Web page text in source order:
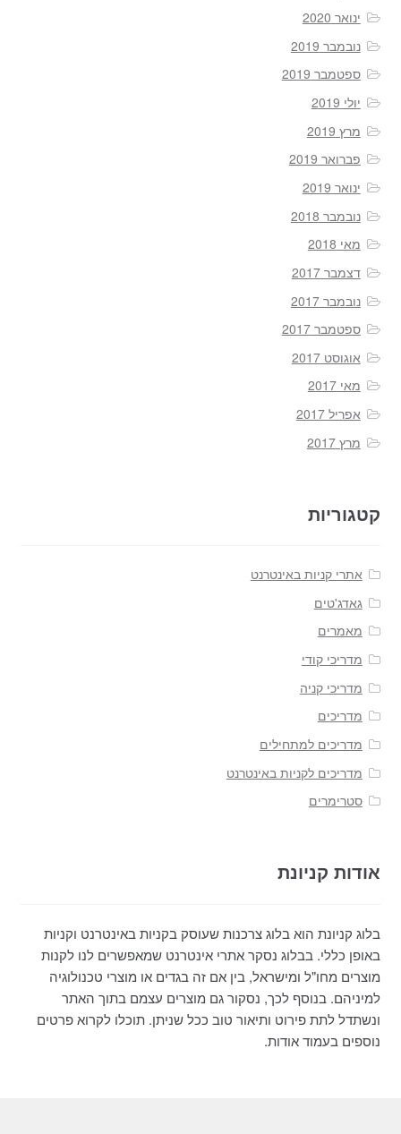
ינואר 2020
נובמבר 2019
ספטמבר 2019
יולי 2019
מרץ 2019
פברואר 2019
ינואר 2019
נובמבר 2018
מאי 2018
דצמבר 2017
נובמבר 2017
ספטמבר 2017
אוגוסט 2017
מאי 2017
אפריל 2017
מרץ 2017
קטגוריות
אתרי קניות באינטרנט
גאדג'טים
מאמרים
מדריכי קודי
מדריכי קניה
מדריכים
מדריכים למתחילים
מדריכים לקניות באינטרנט
סטרימרים
אודות קניונת
בלוג קניונת הוא בלוג צרכנות שעוסק בקניות באינטרנט וקניות
באופן כללי. בבלוג נסקר אתרי אינטרנט שמאפשרים לנו לקנות
מוצרים מחו"ל ומישראל, בין אם זה בגדים או מוצרי טכנולוגיה
למיניהם. בנוסף לכך, נסקור גם מוצרים עצמם בתוך האתר
ונשתדל לתת פירוט ותיאור טוב ככל שניתן. תוכלו לקרוא פרטים
נוספים בעמוד אודות.